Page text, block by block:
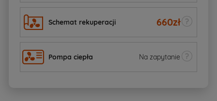
Schemat rekuperacji 660zł
Pompa ciepła Na zapytanie